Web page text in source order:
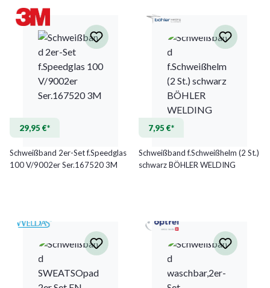
29,95 €*
Schweißband 2er-Set f.Speedglas
100 V/9002er Ser.167520 3M
7,95 €*
Schweißband f.Schweißhelm (2 St.)
schwarz BÖHLER WELDING